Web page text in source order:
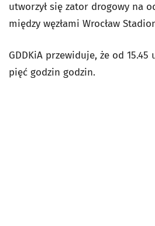
utworzył się zator drogowy na
między węzłami Wrocław
GDDKiA przewiduje, że od
pięć godzin godzin.